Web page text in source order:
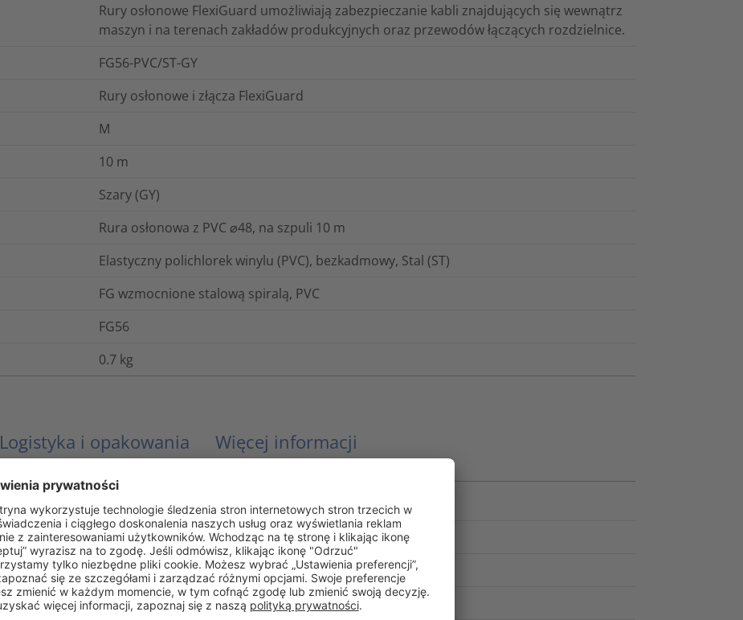
Rury osłonowe FlexiGuard umożliwiają zabezpieczanie kabli znajdujących się wewnątrz
maszyn i na terenach zakładów produkcyjnych oraz przewodów łączących rozdzielnice.
FG56-PVC/ST-GY
Rury osłonowe i złącza FlexiGuard
M
10 m
Szary (GY)
Rura osłonowa z PVC ⌀48, na szpuli 10 m
Elastyczny polichlorek winylu (PVC), bezkadmowy, Stal (ST)
FG wzmocnione stalową spiralą, PVC
FG56
0.7 kg
Logistyka i opakowania Więcej informacji
Nie
Nie
UL 94 HB